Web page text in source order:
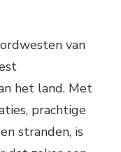
van
het land. Met
prachtige
stranden, is